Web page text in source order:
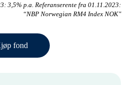
3,5% p.a. Referanserente fra 01.11.2023:
“NBP Norwegian RM4 Index NOK"
fond